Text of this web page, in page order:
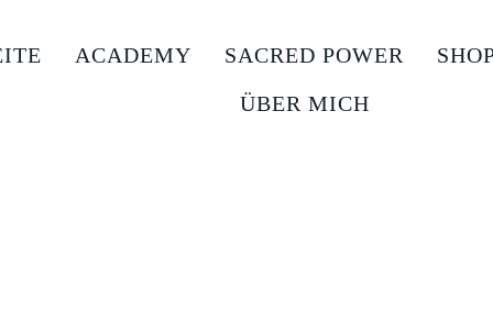
ACADEMY SACRED POWER
ÜBER MICH